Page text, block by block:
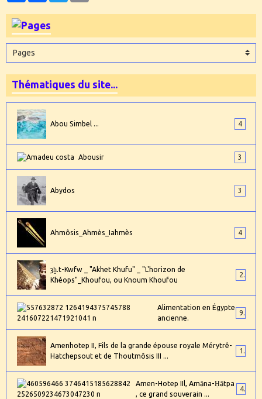
Thématiques du site...
Abou Simbel ... 4
Abousir 3
Abydos 3
Ahmôsis_Ahmès_Iahmès 4
ȝḫ.t-Kwfw _ "Akhet Khufu" _ "L'horizon de
Khéops"_Khoufou, ou Knoum Khoufou
2
Alimentation en Égypte
ancienne.
9
Amenhotep II, Fils de la grande épouse royale Mérytrê-
Hatchepsout et de Thoutmôsis III ...
1
Amen-Hotep IIl, Amāna-Ḥātpa
, ce grand souverain ...
4